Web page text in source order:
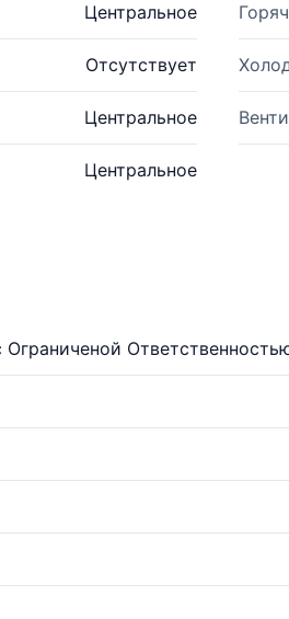
Центральное
Отсутствует
Центральное
Центральное